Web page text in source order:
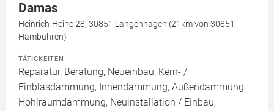
Damas
Heinrich-Heine 28, 30851 Langenhagen (21km von 30851
Hambühren)
TÄTIGKEITEN
Reparatur, Beratung, Neueinbau, Kern- /
Einblasdämmung, Innendämmung, Außendämmung,
Hohlraumdämmung, Neuinstallation / Einbau,